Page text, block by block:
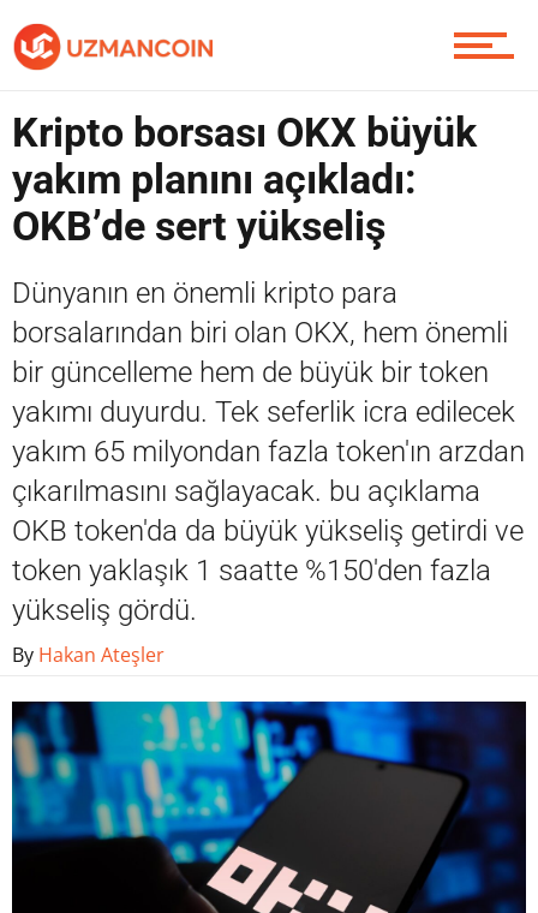
Piyasa
Soru Sor
Contact / İletişim
Kripto borsası OKX büyük
yakım planını açıkladı:
OKB’de sert yükseliş
Dünyanın en önemli kripto para
borsalarından biri olan OKX, hem önemli
bir güncelleme hem de büyük bir token
yakımı duyurdu. Tek seferlik icra edilecek
yakım 65 milyondan fazla token'ın arzdan
çıkarılmasını sağlayacak. bu açıklama
OKB token'da da büyük yükseliş getirdi ve
token yaklaşık 1 saatte %150'den fazla
yükseliş gördü.
By Hakan Ateşler